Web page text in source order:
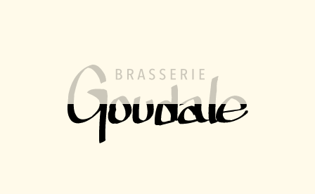
Toutes nos marques
Triple Secret Des Moines
Une recette élaborée il y a plusieurs siècles à partir de
la tradition monastique. Elle est depuis précieusement